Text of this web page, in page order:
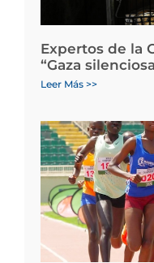
Expertos de la
“Gaza
Leer Más >>